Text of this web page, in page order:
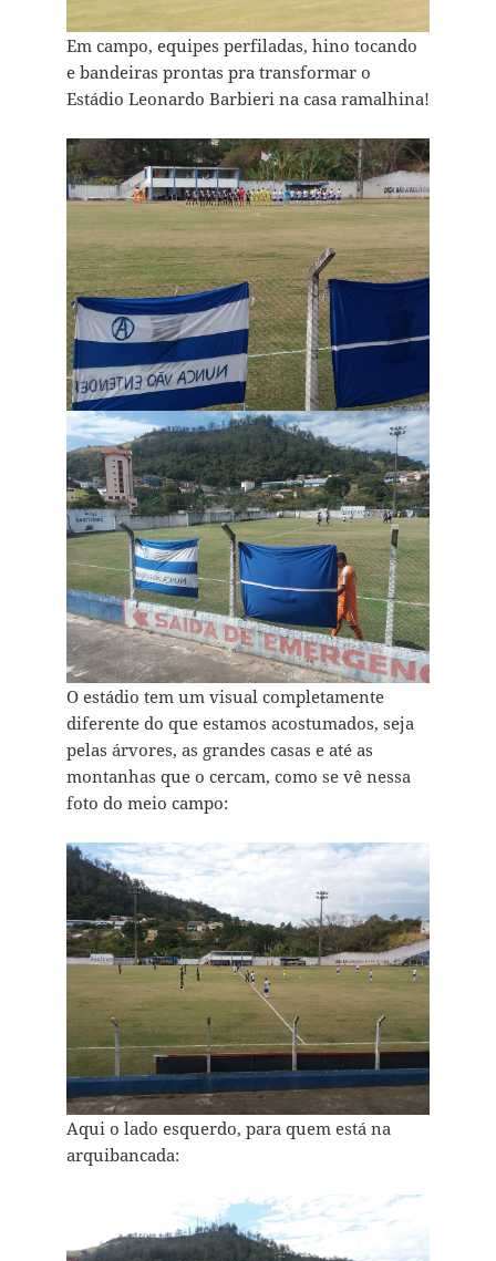
Em campo, equipes perfiladas, hino tocando
e bandeiras prontas pra transformar o
Estádio Leonardo Barbieri na casa ramalhina!
O estádio tem um visual completamente
diferente do que estamos acostumados, seja
pelas árvores, as grandes casas e até as
montanhas que o cercam, como se vê nessa
foto do meio campo:
Aqui o lado esquerdo, para quem está na
arquibancada: